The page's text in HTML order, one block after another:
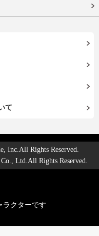
て
Inc.All Rights Reserved.
Ltd.All Rights Reserved.
ラクターです